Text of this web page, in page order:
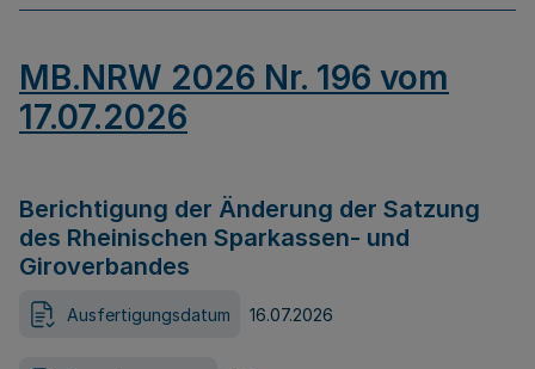
MB.NRW 2026 Nr. 196 vom
17.07.2026
Berichtigung der Änderung der Satzung
des Rheinischen Sparkassen- und
Giroverbandes
Ausfertigungsdatum 16.07.2026